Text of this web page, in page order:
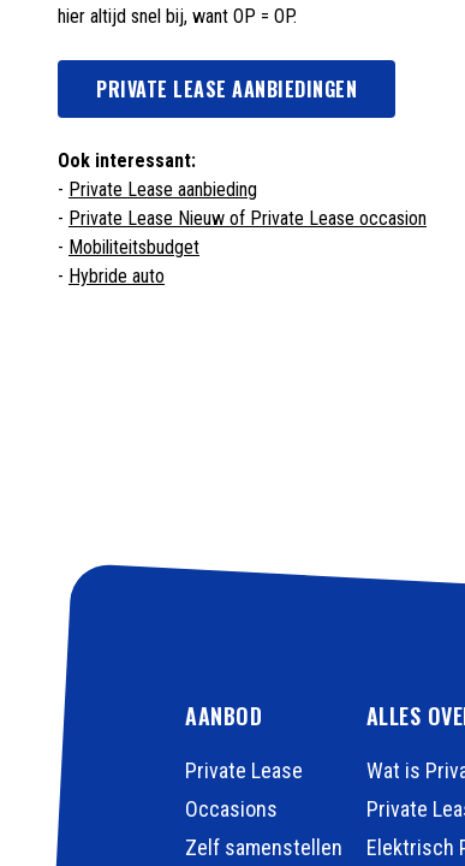
hier altijd snel bij, want OP = OP.
PRIVATE LEASE AANBIEDINGEN
Ook interessant:
- Private Lease aanbieding
- Private Lease Nieuw of Private Lease occasion
- Mobiliteitsbudget
- Hybride auto
AANBOD
Private Lease
Occasions
Zelf samenstellen
ALLES
Wat is
Private
Elektrisch